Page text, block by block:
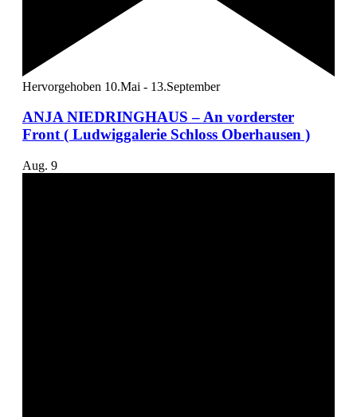
Hervorgehoben 10.Mai - 13.September
ANJA NIEDRINGHAUS – An vorderster
Front ( Ludwiggalerie Schloss Oberhausen )
Aug. 9